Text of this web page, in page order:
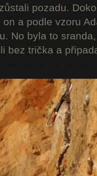
pozadu.
a podle vzoru
No byla to
bez trička a